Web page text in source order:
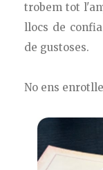
trobem tot
llocs de
de gustoses.
No ens